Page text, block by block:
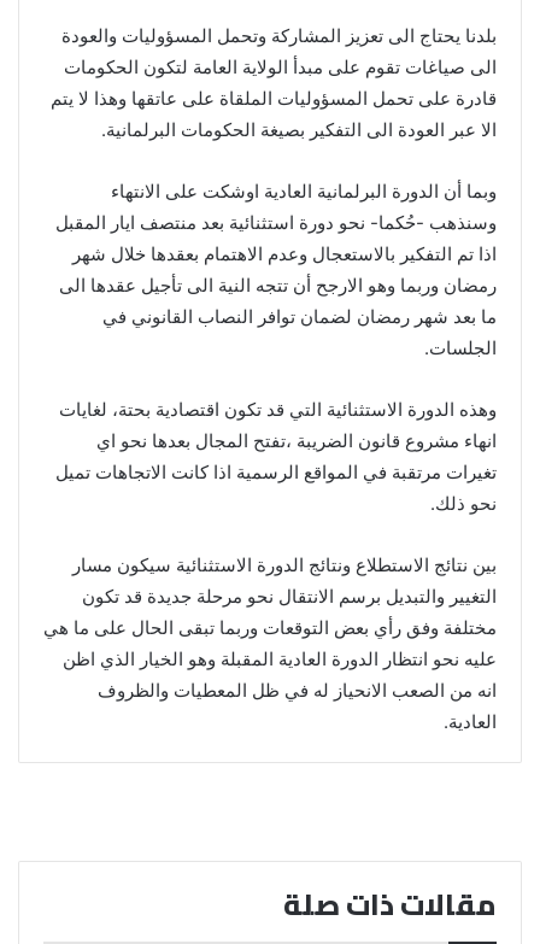
بلدنا يحتاج الى تعزيز المشاركة وتحمل المسؤوليات والعودة
الى صياغات تقوم على مبدأ الولاية العامة لتكون الحكومات
قادرة على تحمل المسؤوليات الملقاة على عاتقها وهذا لا يتم
الا عبر العودة الى التفكير بصيغة الحكومات البرلمانية.
وبما أن الدورة البرلمانية العادية اوشكت على الانتهاء
وسنذهب -حُكما- نحو دورة استثنائية بعد منتصف ايار المقبل
اذا تم التفكير بالاستعجال وعدم الاهتمام بعقدها خلال شهر
رمضان وربما وهو الارجح أن تتجه النية الى تأجيل عقدها الى
ما بعد شهر رمضان لضمان توافر النصاب القانوني في
الجلسات.
وهذه الدورة الاستثنائية التي قد تكون اقتصادية بحتة، لغايات
انهاء مشروع قانون الضريبة ،تفتح المجال بعدها نحو اي
تغيرات مرتقبة في المواقع الرسمية اذا كانت الاتجاهات تميل
نحو ذلك.
بين نتائج الاستطلاع ونتائج الدورة الاستثنائية سيكون مسار
التغيير والتبديل برسم الانتقال نحو مرحلة جديدة قد تكون
مختلفة وفق رأي بعض التوقعات وربما تبقى الحال على ما هي
عليه نحو انتظار الدورة العادية المقبلة وهو الخيار الذي اظن
انه من الصعب الانحياز له في ظل المعطيات والظروف
العادية.
مقالات ذات صلة